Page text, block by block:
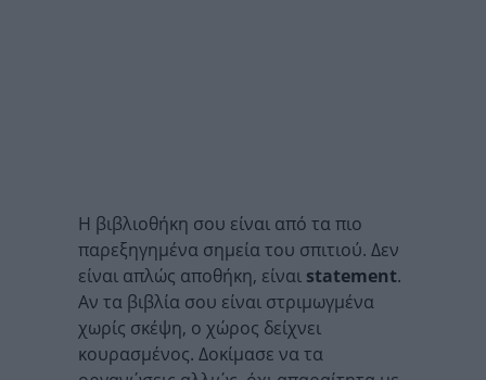
Η βιβλιοθήκη σου είναι από τα πιο
παρεξηγημένα σημεία του σπιτιού. Δεν
είναι απλώς αποθήκη, είναι statement.
Αν τα βιβλία σου είναι στριμωγμένα
χωρίς σκέψη, ο χώρος δείχνει
κουρασμένος. Δοκίμασε να τα